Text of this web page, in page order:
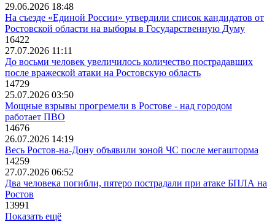
29.06.2026 18:48
На съезде «Единой России» утвердили список кандидатов от
Ростовской области на выборы в Государственную Думу
16422
27.07.2026 11:11
До восьми человек увеличилось количество пострадавших
после вражеской атаки на Ростовскую область
14729
25.07.2026 03:50
Мощные взрывы прогремели в Ростове - над городом
работает ПВО
14676
26.07.2026 14:19
Весь Ростов-на-Дону объявили зоной ЧС после мегашторма
14259
27.07.2026 06:52
Два человека погибли, пятеро пострадали при атаке БПЛА на
Ростов
13991
Показать ещё